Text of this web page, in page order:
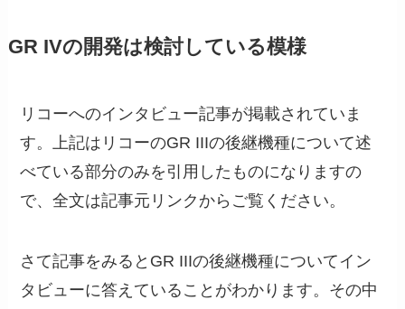
GR IVの開発は検討している模様
リコーへのインタビュー記事が掲載されていま
す。上記はリコーのGR IIIの後継機種について述
べている部分のみを引用したものになりますの
で、全文は記事元リンクからご覧ください。
さて記事をみるとGR IIIの後継機種についてイン
タビューに答えていることがわかります。その中